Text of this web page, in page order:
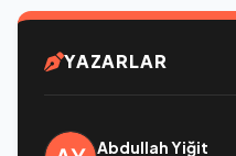
YAZARLAR
Abdullah Yiğit